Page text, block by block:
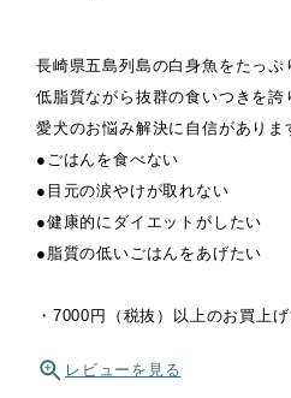
長崎県五島列島の白身魚をたっ
低脂質ながら抜群の食いつきを誇
愛犬のお悩み解決に自信がありま
●ごはんを食べない
●目元の涙やけが取れない
●健康的にダイエットがしたい
●脂質の低いごはんをあげたい
・7000円（税抜）以上のお買上
レビューを見る